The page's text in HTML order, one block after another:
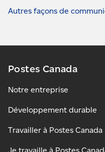
Autres façons de
Postes Canada
Notre entreprise
Développement durable
Travailler à Postes Canada